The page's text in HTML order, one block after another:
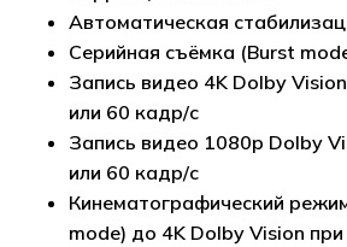
Автоматическая
Серийная съёмка (Burst
Запись видео 4K Dolby
или 60 кадр/с
Запись видео 1080p Dolby
или 60 кадр/с
Кинематографический
mode) до 4K Dolby Vision